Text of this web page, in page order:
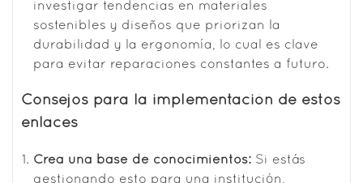
investigar tendencias en materiales
sostenibles y diseños que priorizan la
durabilidad y la ergonomía, lo cual es clave
para evitar reparaciones constantes a futuro.
Consejos para la implementación de estos
enlaces
Crea una base de conocimientos: Si estás
gestionando esto para una institución,